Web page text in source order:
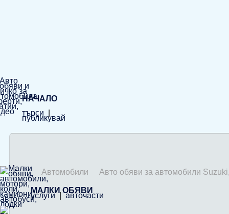
НАЧАЛО
търси
публикувай
МАЛКИ ОБЯВИ
услуги|авточасти
Автомобили Авто обяви за автомобили